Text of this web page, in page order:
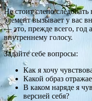
Не стоит слепо
элемент вызывает у вас
— это, прежде всего, год
внутреннему голосу.
Задайте себе вопросы:
Как я хочу
Какой образ
В каком наряде я
версией себя?